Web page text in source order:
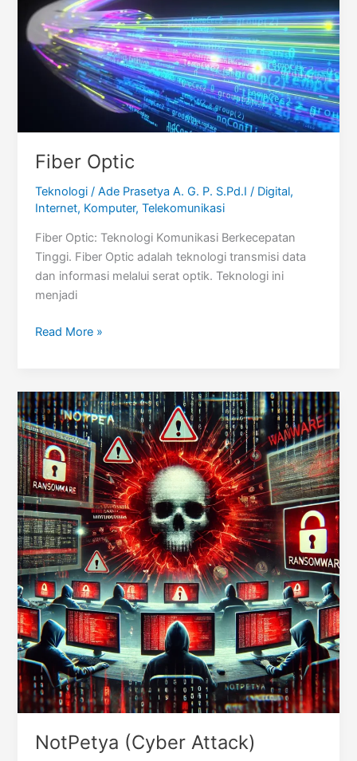
Fiber Optic
Teknologi /Ade Prasetya A. G. P. S.Pd.I / Digital,
Internet, Komputer,Telekomunikasi
Fiber Optic: Teknologi Komunikasi Berkecepatan
Tinggi. Fiber Optic adalah teknologi transmisi data
dan informasi melalui serat optik. Teknologi ini
menjadi
Fiber
Read More »
NotPetya (Cyber Attack)